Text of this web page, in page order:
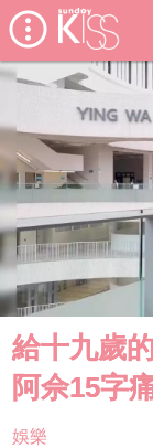
給十九歲
阿佘15字
娛樂